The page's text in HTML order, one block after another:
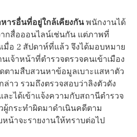
ารอื่นที่อยู่ใกล้เคียงกันพนักงานได้
กสื่อออนไลน์เช่นกัน แต่ภาพที่
มื่อ 2 สัปดาห์ที่แล้ว จึงได้มอบหมาย
เจ้าหน้าที่ตำรวจตรวจคนเข้าเมือง
ตามสืบสวนหาข้อมูลเบาะแสหาตัว
าว รวมถึงตรวจสอบว่าลิงตัวดัง
ะได้เข้าแจ้งความกับสถานีตำรวจ
ผู้กระทำผิดมาดำเนินคดีตาม
น้าจะรายงานให้ทราบต่อไป